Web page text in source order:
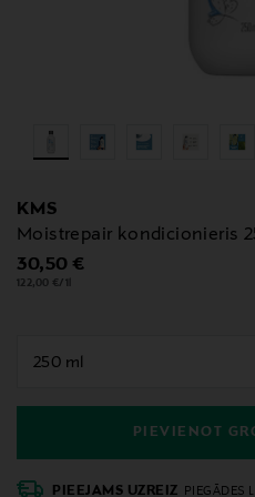
KMS
Moistrepair kondicionieris
Original Price
30,50 €
122,00 €/1l
PIEVIENOT
PIEEJAMS UZREIZ
PIEGĀDES